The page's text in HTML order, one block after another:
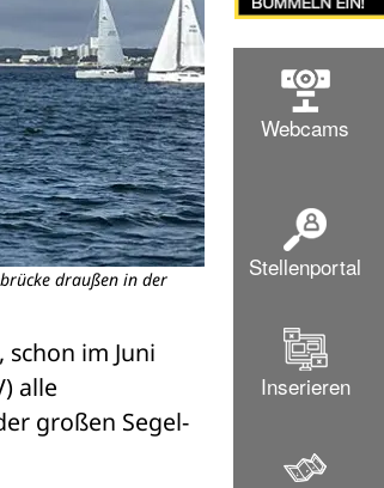
draußen in der
im Juni
alle
großen Segel-
Webcams
Stellenportal
Inserieren